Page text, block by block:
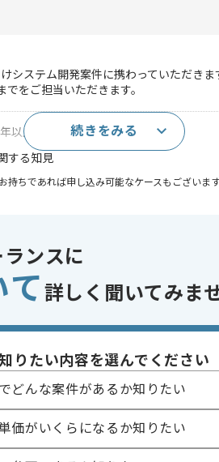
システム開発案件に携わっていただきま
でをご担当いただきます。
以上)
する知見
ちであれば申し込み可能なケースもございま
業務システム
活躍中 , 30代活躍中 , 40代活躍中 , 長期プ
ただきます。
続きをみる
ンスに
詳しく聞いてみま
りたい内容を選んでください
どんな案件があるか知りたい
価がいくらになるか知りたい